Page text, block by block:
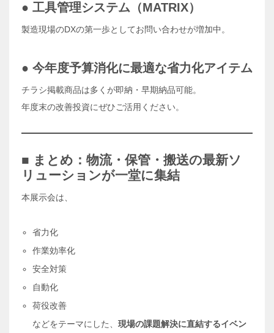
● 工具管理システム（MATRIX）
製造現場のDXの第一歩としてお問い合わせが増加中。
● 今年度予算消化に最適な省力化アイテム
チラシ掲載商品は多くが即納・早期納品可能。
年度末の改善投資にぜひご活用ください。
■ まとめ：物流・保管・搬送の最新ソ
リューションが一堂に集結
本展示会は、
省力化
作業効率化
安全対策
自動化
荷役改善
などをテーマにした、現場の課題解決に直結するイベン